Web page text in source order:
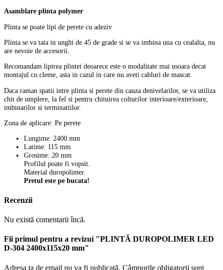
Asamblare plinta polymer
Plinta se poate lipi de perete cu adeziv
Plinta se va taia in unghi de 45 de grade si se va imbina una cu cealalta, nu
are nevoie de accesorii.
Recomandam lipirea plintei deoarece este o modalitate mai usoara decat
montajul cu cleme, asta in cazul in care nu aveti cabluri de mascat.
Daca raman spatii intre plinta si perete din cauza denivelarilor, se va utiliza
chit de umplere, la fel si pentru chituirea colturilor interioare/exterioare,
imbinarilor si terminatiilor.
Zona de aplicare: Pe perete
Lungime: 2400 mm
Latime: 115 mm
Grosime: 20 mm
Profilul poate fi vopsit.
Material duropolimer.
Pretul este pe bucata!
Recenzii
Nu există comentarii încă.
Fii primul pentru a revizui "PLINTĂ DUROPOLIMER LED
D-304 2400x115x20 mm"
Adresa ta de email nu va fi publicată. Câmpurile obligatorii sunt